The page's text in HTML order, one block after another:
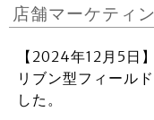
店舗マーケティ
【2024年12月5日
リブン型フィール
した。